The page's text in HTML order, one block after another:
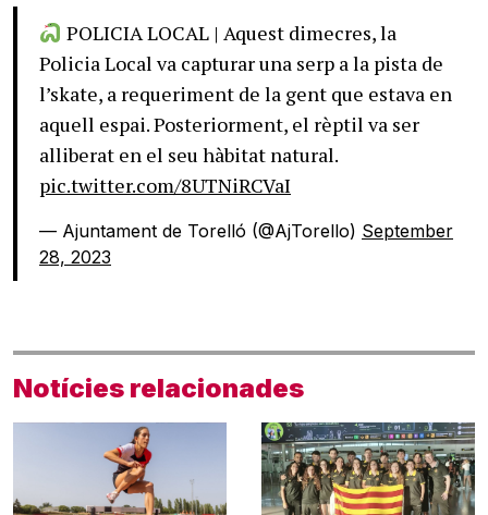
POLICIA LOCAL | Aquest dimecres, la
Policia Local va capturar una serp a la pista de
l’skate, a requeriment de la gent que estava en
aquell espai. Posteriorment, el rèptil va ser
alliberat en el seu hàbitat natural.
pic.twitter.com/8UTNiRCVaI
— Ajuntament de Torelló (@AjTorello) September
28, 2023
Notícies relacionades